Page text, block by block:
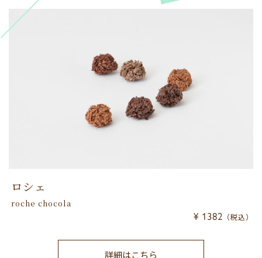
ロシェ
roche chocola
¥ 1382 （税込）
詳細はこちら